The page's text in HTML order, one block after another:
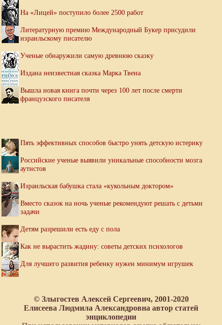
На «Лицей» поступило более 2500 работ
Литературную премию Международный Букер присудили
израильскому писателю
Ученые обнаружили самую древнюю сказку
Издана неизвестная сказка Марка Твена
Вышла новая книга почти через 100 лет после смерти
французского писателя
Пять эффективных способов быстро унять детскую истерику
Российские ученые выявили уникальные способности мозга
аутистов
Израильская бабушка стала «кукольным доктором»
Вместо сказок на ночь ученые рекомендуют решать с детьми
задачи
Детям разрешили есть еду с пола
Как не вырастить жадину: советы детских психологов
Для лучшего развития ребенку нужен минимум игрушек
© Злыгостев Алексей Сергеевич, 2001-2020
Елисеева Людмила Александровна автор статей
энциклопедии